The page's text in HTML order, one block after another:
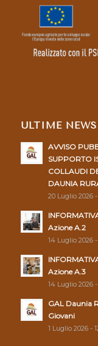
ULTIME NEWS
AVVISO
SUPPORTO
COLLAUDI
DAUNIA
20 Luglio 2026 -
Azione A.2
14 Luglio 2026 -
Azione A.3
14 Luglio 2026 -
GAL Daunia
Giovani
1 Luglio 2026 -